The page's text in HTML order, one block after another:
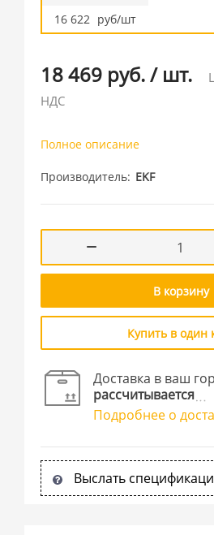
16 622 руб/шт
18 469 руб./ шт.
НДС
Полное описание
Производитель EKF
В корзину
Купить в один
Доставка в ваш
рассчитывается
Подробнее о
Выслать